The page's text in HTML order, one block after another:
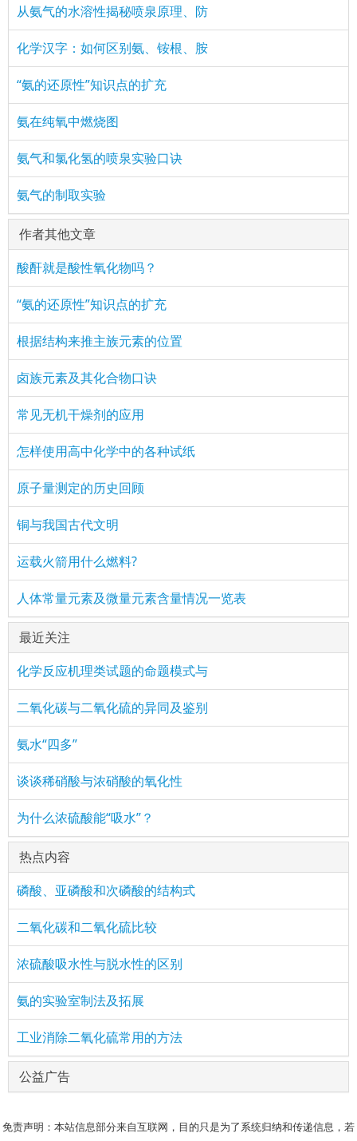
从氨气的水溶性揭秘喷泉原理、防
化学汉字：如何区别氨、铵根、胺
“氨的还原性”知识点的扩充
氨在纯氧中燃烧图
氨气和氯化氢的喷泉实验口诀
氨气的制取实验
作者其他文章
酸酐就是酸性氧化物吗？
“氨的还原性”知识点的扩充
根据结构来推主族元素的位置
卤族元素及其化合物口诀
常见无机干燥剂的应用
怎样使用高中化学中的各种试纸
原子量测定的历史回顾
铜与我国古代文明
运载火箭用什么燃料?
人体常量元素及微量元素含量情况一览表
最近关注
化学反应机理类试题的命题模式与
二氧化碳与二氧化硫的异同及鉴别
氨水“四多”
谈谈稀硝酸与浓硝酸的氧化性
为什么浓硫酸能“吸水”？
热点内容
磷酸、亚磷酸和次磷酸的结构式
二氧化碳和二氧化硫比较
浓硫酸吸水性与脱水性的区别
氨的实验室制法及拓展
工业消除二氧化硫常用的方法
公益广告
免责声明：本站信息部分来自互联网，目的只是为了系统归纳和传递信息，若